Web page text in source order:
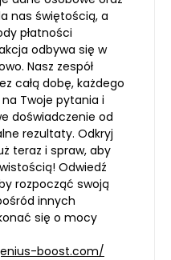
nas świętością, a
płatności
odbywa się w
Nasz zespół
całą dobę, każdego
Twoje pytania i
doświadczenie od
rezultaty. Odkryj
teraz i spraw, aby
Odwiedź
rozpocząć swoją
innych
się o mocy
boost.com/